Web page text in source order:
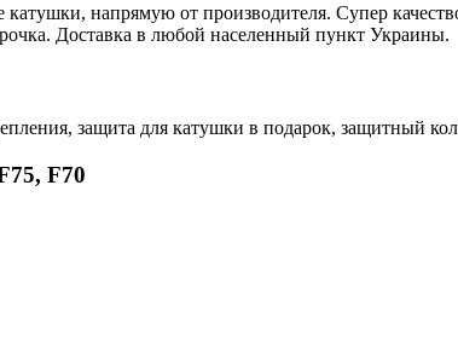
напрямую от производителя. Супер
Доставка в любой населенный пункт Украины.
защита для катушки в подарок, защитный
F70